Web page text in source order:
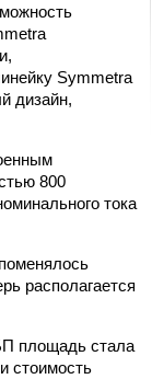
Symmetra
дизайн,
800
тока
располагается
площадь стала
стоимость